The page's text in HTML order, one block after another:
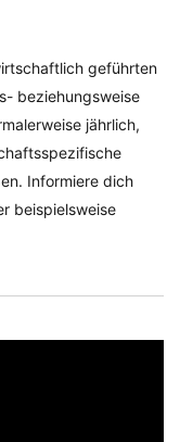
geführten
beziehungsweise
jährlich,
Informiere dich
beispielsweise